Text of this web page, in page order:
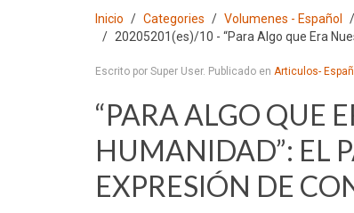
Inicio Categories Volumenes - Español
20205201(es)/10 - “Para Algo que Era
Escrito por Super User. Publicado en Articulos-
“PARA ALGO QUE
HUMANIDAD”: EL
EXPRESIÓN DE